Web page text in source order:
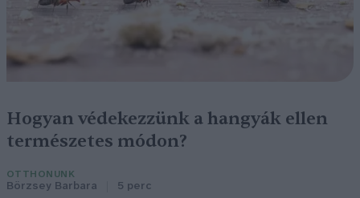
Hogyan védekezzünk a hangyák ellen
természetes módon?
OTTHONUNK
Börzsey Barbara 5 perc